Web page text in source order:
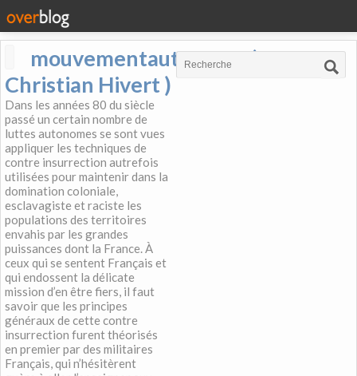
mouvementautonome (
Christian Hivert )
Dans les années 80 du siècle
passé un certain nombre de
luttes autonomes se sont vues
appliquer les techniques de
contre insurrection autrefois
utilisées pour maintenir dans la
domination coloniale,
esclavagiste et raciste les
populations des territoires
envahis par les grandes
puissances dont la France. À
ceux qui se sentent Français et
qui endossent la délicate
mission d’en être fiers, il faut
savoir que les principes
généraux de cette contre
insurrection furent théorisés
en premier par des militaires
Français, qui n’hésitèrent